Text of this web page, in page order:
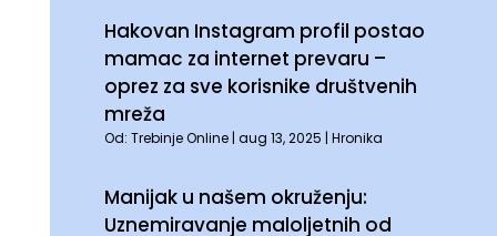
Hakovan Instagram profil postao
mamac za internet prevaru –
oprez za sve korisnike društvenih
mreža
Od: Trebinje Online| aug 13, 2025 | Hronika
Manijak u našem okruženju:
Uznemiravanje maloljetnih od